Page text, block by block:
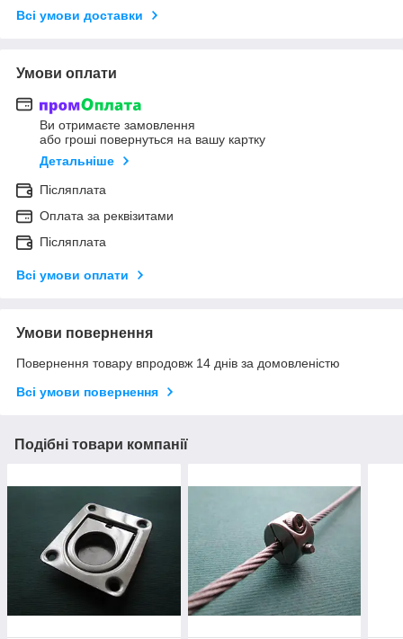
Всі умови доставки
Умови оплати
Ви отримаєте замовлення
або гроші повернуться на вашу картку
Детальніше
Післяплата
Оплата за реквізитами
Післяплата
Всі умови оплати
Умови повернення
Повернення товару впродовж 14 днів за домовленістю
Всі умови повернення
Подібні товари компанії